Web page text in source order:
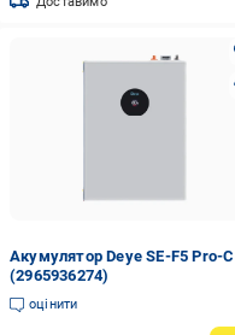
Акумулятор Deye SE-F5 Pro-C
(2965936274)
оцінити